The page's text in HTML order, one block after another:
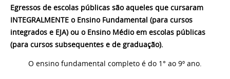
Egressos de escolas públicas são aqueles que cursaram
INTEGRALMENTE o Ensino Fundamental (para cursos
integrados e EJA) ou o Ensino Médio em escolas públicas
(para cursos subsequentes e de graduação).
O ensino fundamental completo é do 1° ao 9º ano.